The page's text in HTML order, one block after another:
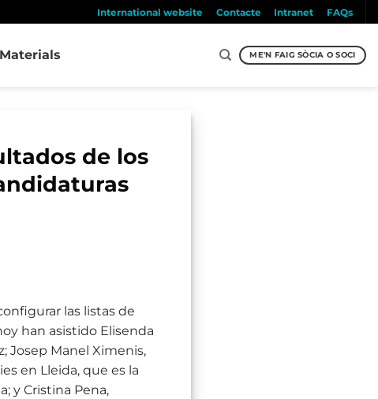
International website Contacte Intranet FAQs
Materials ME'N FAIG SÒCIA O SOCI
de los
las listas de
han asistido Elisenda
Josep Manel Ximenis,
en Lleida, que es la
y Cristina Pena,